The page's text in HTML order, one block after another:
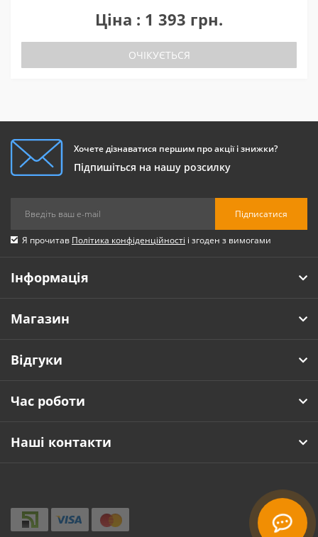
Ціна : 1 393 грн.
ОЧІКУЄТЬСЯ
Хочете дізнаватися першим про акції і знижки?
Підпишіться на нашу розсилку
Підписатися
Я прочитав Політика конфіденційності і згоден з вимогами
Інформація
Магазин
Відгуки
Час роботи
Наші контакти